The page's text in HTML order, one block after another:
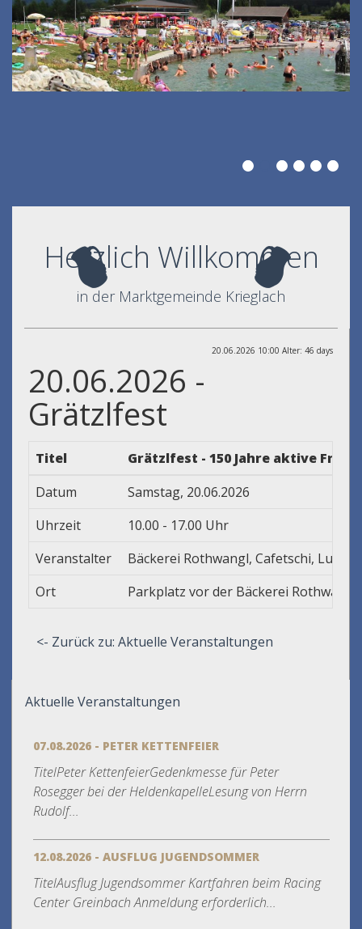
Herzlich Willkommen
in der Marktgemeinde Krieglach
20.06.2026 10:00 Alter: 46 days
20.06.2026 -
Grätzlfest
Titel
Grätzlfest - 150 Jahre aktive
Datum
Samstag, 20.06.2026
Uhrzeit
10.00 - 17.00 Uhr
Veranstalter
Bäckerei Rothwangl, Cafetschi,
Ort
Parkplatz vor der Bäckerei Rothwangl
<- Zurück zu: Aktuelle Veranstaltungen
Aktuelle Veranstaltungen
07.08.2026 - PETER KETTENFEIER
TitelPeter KettenfeierGedenkmesse für Peter
Rosegger bei der HeldenkapelleLesung von Herrn
Rudolf...
12.08.2026 - AUSFLUG JUGENDSOMMER
TitelAusflug Jugendsommer Kartfahren beim Racing
Center Greinbach Anmeldung erforderlich...